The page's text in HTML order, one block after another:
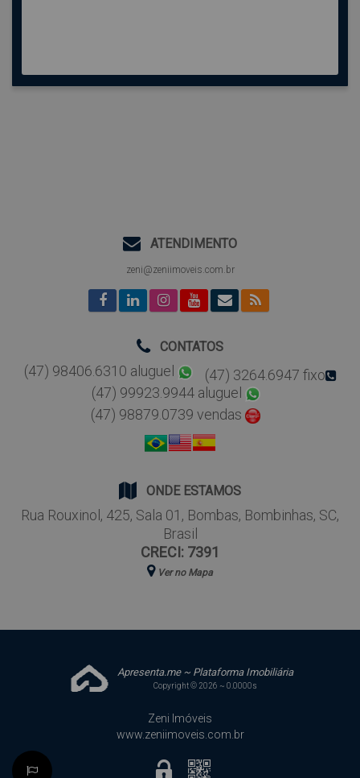
ATENDIMENTO
zeni@zeniimoveis.com.br
CONTATOS
(47) 98406.6310 aluguel
(47) 3264.6947 fixo
(47) 99923.9944 aluguel
(47) 98879.0739 vendas
ONDE ESTAMOS
Rua Rouxinol, 425, Sala 01 , Bombas, Bombinhas, SC,
Brasil
CRECI: 7391
Ver no Mapa
Apresenta.me ~ Plataforma Imobiliária
Copyright © 2026 ~ 0.0000s
Zeni Imóveis
www.zeniimoveis.com.br